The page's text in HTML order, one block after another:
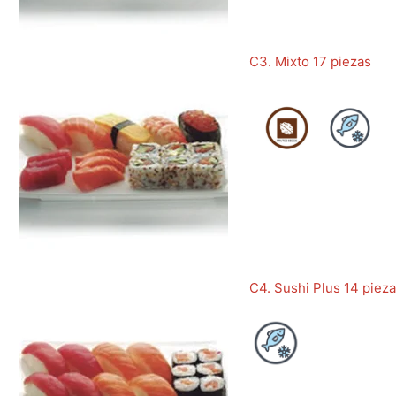
C3. Mixto 17 piezas
C4. Sushi Plus 14